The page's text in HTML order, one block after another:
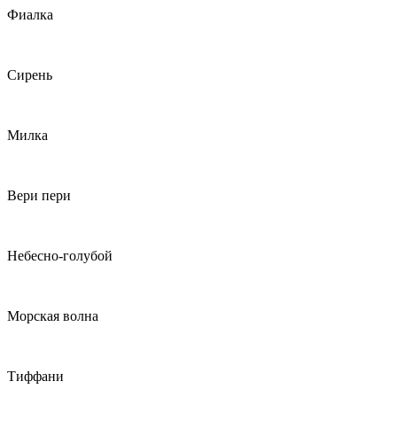
Фиалка
Сирень
Милка
Вери пери
Небесно-голубой
Морская волна
Тиффани